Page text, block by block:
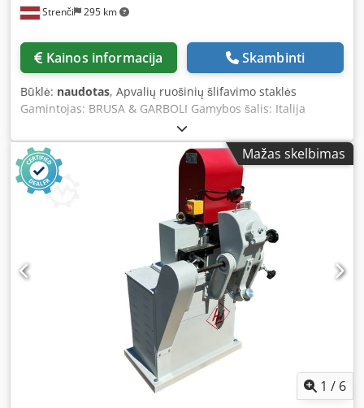
Strenči 295 km
Kainos informacija Skambinti
Būklė: naudotas, Apvalių ruošinių šlifavimo staklės
Gamintojas: BRUSA & GARBOLI Gamybos šalis: Italija
Modelis: LT 130 - BRUSA DI GARBOLI Metai: 2023
Techniniai parametrai: Min. skersmuo (su specialiais įvado
voleliais): 10 mm Maks. skersmuo: 127 mm Min. - maks.
ilgis: 680 - 6000 mm Šlifavimo juostos dydis: 2000 x 120
mm Disko variklio galia: 2,2 kW Juostos variklio galia: 5,5 kW
Padavimo variklio galia: 0,25 kW Padavimo greitis: 1 - 20
m/min Svoris: 760 kg Matmenys: 160 x 135 x 170 cm
Elektrinis pajungimas: 400V / 50Hz Padavimo sistema:
savicentrumuojanti Padavimo greičio reguliavimas: dažnio
keitikliu Šlifavimo juostos: 1 komplektas Reguliavimo
įrankiai: 1 komplektas Naudojimo instrukcija: 1 komplektas
Dodpfxsxdivae Ap Eeck CE atitikties sertifikatas Papildoma
komplektacija: PLC valdymo blokas „Keyence“ fotoląstelė,
šlifavimo juostų atidarymo/uždarymo kontrolė Išeinančių
ruošinių padavimo volai su pavara
Mažas skelbimas
1 / 6